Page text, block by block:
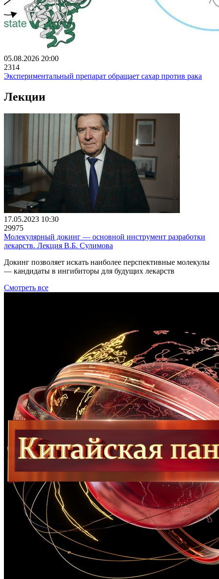
05.08.2026 20:00
2314
Экспериментальный препарат обращает сахар против рака
Лекции
17.05.2023 10:30
29975
Молекулярный докинг — основной инструмент разработки
лекарств. Лекция В.Б. Сулимова
Докинг позволяет искать наиболее перспективные молекулы
— кандидаты в ингибиторы для будущих лекарств
Смотреть все